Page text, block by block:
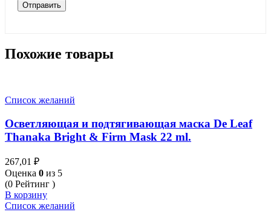
Похожие товары
Список желаний
Осветляющая и подтягивающая маска De Leaf
Thanaka Bright & Firm Mask 22 ml.
267,01 ₽
Оценка 0 из 5
(0 Рейтинг )
В корзину
Список желаний